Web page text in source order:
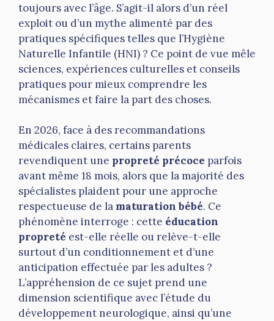
toujours avec l’âge. S’agit-il alors d’un réel
exploit ou d’un mythe alimenté par des
pratiques spécifiques telles que l’Hygiène
Naturelle Infantile (HNI) ? Ce point de vue mêle
sciences, expériences culturelles et conseils
pratiques pour mieux comprendre les
mécanismes et faire la part des choses.
En 2026, face à des recommandations
médicales claires, certains parents
revendiquent une propreté précoce parfois
avant même 18 mois, alors que la majorité des
spécialistes plaident pour une approche
respectueuse de la maturation bébé. Ce
phénomène interroge : cette éducation
propreté est-elle réelle ou relève-t-elle
surtout d’un conditionnement et d’une
anticipation effectuée par les adultes ?
L’appréhension de ce sujet prend une
dimension scientifique avec l’étude du
développement neurologique, ainsi qu’une